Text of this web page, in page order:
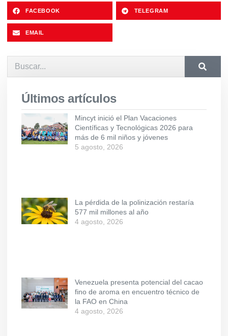
FACEBOOK TELEGRAM
EMAIL
Últimos artículos
Mincyt inició el Plan Vacaciones
Científicas y Tecnológicas 2026 para
más de 6 mil niños y jóvenes
5 agosto, 2026
La pérdida de la polinización restaría
577 mil millones al año
4 agosto, 2026
Venezuela presenta potencial del cacao
fino de aroma en encuentro técnico de
la FAO en China
4 agosto, 2026